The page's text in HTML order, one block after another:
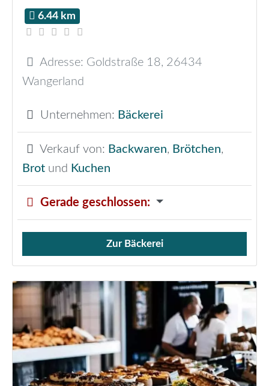
6.44 km
Adresse: Goldstraße 18, 26434
Wangerland
Unternehmen: Bäckerei
Verkauf von: Backwaren, Brötchen,
Brot und Kuchen
Gerade geschlossen:
Verkauf von Brötchen,
Zur Bäckerei